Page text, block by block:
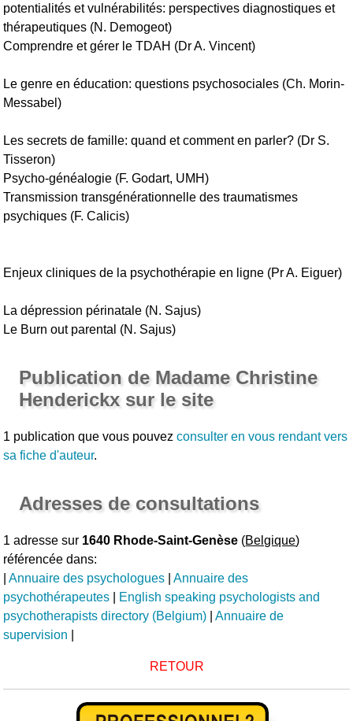
potentialités et vulnérabilités: perspectives diagnostiques et
thérapeutiques (N. Demogeot)
Comprendre et gérer le TDAH (Dr A. Vincent)
Le genre en éducation: questions psychosociales (Ch. Morin-
Messabel)
Les secrets de famille: quand et comment en parler? (Dr S.
Tisseron)
Psycho-généalogie (F. Godart, UMH)
Transmission transgénérationnelle des traumatismes
psychiques (F. Calicis)
Enjeux cliniques de la psychothérapie en ligne (Pr A. Eiguer)
La dépression périnatale (N. Sajus)
Le Burn out parental (N. Sajus)
Publication de Madame Christine
Henderickx sur le site
1 publication que vous pouvezconsulter en vous rendant vers
sa fiche d'auteur.
Adresses de consultations
1 adresse sur 1640 Rhode-Saint-Genèse (Belgique)
référencée dans:
|Annuaire des psychologues |Annuaire des
psychothérapeutes
English speaking psychologists and
psychotherapists directory (Belgium) |Annuaire de
supervision
RETOUR